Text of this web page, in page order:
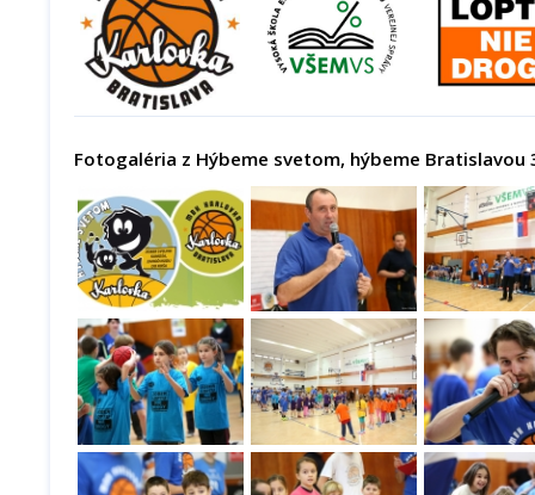
Fotogaléria z Hýbeme svetom, hýbeme Bratislavou